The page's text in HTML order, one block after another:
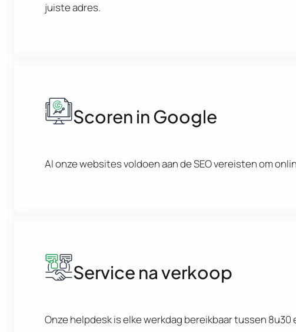
juiste adres.
Scoren in Google
Al onze websites voldoen aan de SEO vereisten om
Service na verkoop
Onze helpdesk is elke werkdag bereikbaar tussen